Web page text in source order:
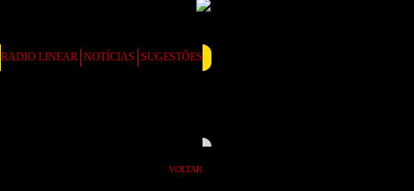
RADIO LINEAR NOTÍCIAS SUGESTÕES
VOLTAR